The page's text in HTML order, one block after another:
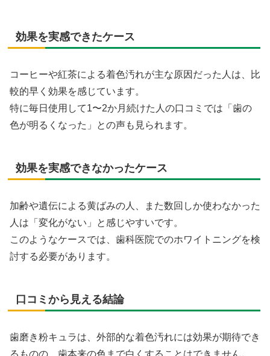
効果を実感できたケース
コーヒーや紅茶による着色汚れが主な原因だった人は、比
較的早く効果を感じています。
特に毎日使用して1〜2か月続けた人の口コミでは「歯の
色が明るくなった」との声も見られます。
効果を実感できなかったケース
加齢や遺伝による黄ばみの人、また数回しか使わなかった
人は「変化がない」と感じやすいです。
このようなケースでは、歯科医院でのホワイトニングを検
討する必要があります。
口コミから見える結論
歯磨き粉キュラは、外部的な着色汚れには効果が期待でき
るものの、歯本来の色まで白くすることはできません。